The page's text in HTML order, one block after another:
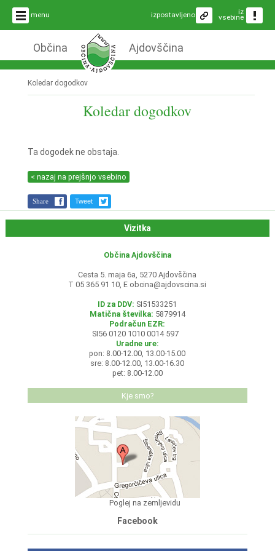
menu iz
vsebine
izpostavljeno
Občina Ajdovščina
Koledar dogodkov
Koledar dogodkov
Ta dogodek ne obstaja.
< nazaj na prejšnjo vsebino
Share Tweet
Vizitka
Občina Ajdovščina
Cesta 5. maja 6a, 5270 Ajdovščina
T 05 365 91 10, E obcina@ajdovscina.si
ID za DDV: SI51533251
Matična številka: 5879914
Podračun EZR:
SI56 0120 1010 0014 597
Uradne ure:
pon: 8.00-12.00, 13.00-15.00
sre: 8.00-12.00, 13.00-16.30
pet: 8.00-12.00
Kje smo?
Poglej na zemljevidu
Facebook